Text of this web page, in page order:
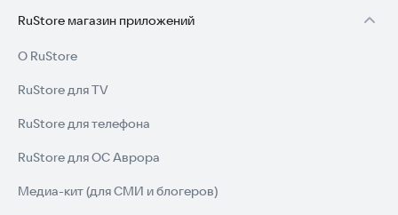
RuStore магазин приложений
О RuStore
RuStore для TV
RuStore для телефона
RuStore для ОС Аврора
Медиа-кит (для СМИ и блогеров)